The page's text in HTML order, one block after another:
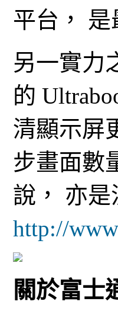
平台，
另一實力
的
清顯示屏
步畫面數
說， 亦
http://
關於富士